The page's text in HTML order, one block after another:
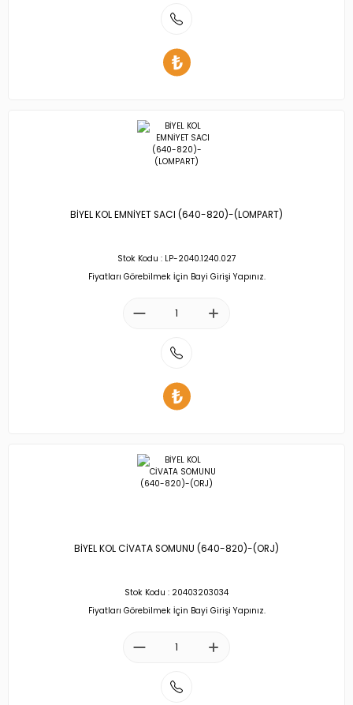
BİYEL KOL EMNİYET SACI (640-820)-(LOMPART)
Stok Kodu : LP-2040.1240.027
Fiyatları Görebilmek İçin Bayi Girişi Yapınız.
BİYEL KOL CİVATA SOMUNU (640-820)-(ORJ)
Stok Kodu : 20403203034
Fiyatları Görebilmek İçin Bayi Girişi Yapınız.